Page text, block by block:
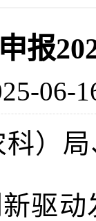
报
06-
）
驱